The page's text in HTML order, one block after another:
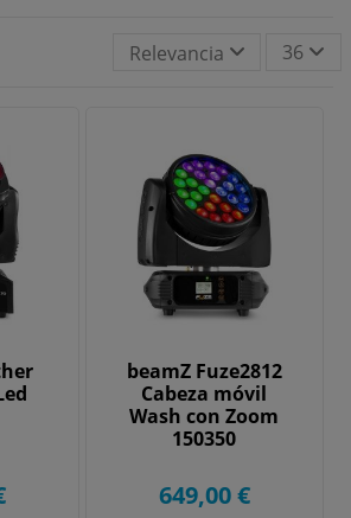
Relevancia 36
beamZ Fuze2812
Cabeza móvil
Wash con Zoom
150350
649,00 €